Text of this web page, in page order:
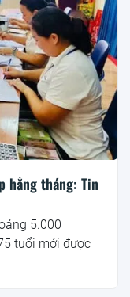
hằng tháng: Tin
5.000
tuổi mới được